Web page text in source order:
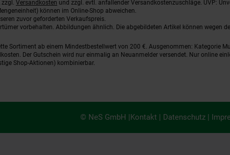
zzgl. Versandkosten und zzgl. evtl. anfallender Versandkostenzuschläge. UVP:
können im Online-Shop abweichen.
zuvor geforderten Verkaufspreis.
vorbehalten. Abbildungen ähnlich. Die abgebildeten Artikel können wegen
Sortiment ab einem Mindestbestellwert von 200 €. Ausgenommen: Kategorie
Der Gutschein wird nur einmalig an Neuanmelder versendet. Nur online
Shop-Aktionen) kombinierbar.
© NeS GmbH |Kontakt | Datenschutz |